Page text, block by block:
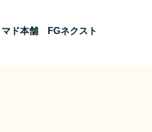
マド本舗 FGネクスト